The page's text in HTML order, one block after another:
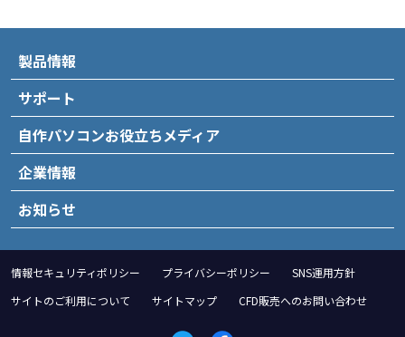
製品情報
サポート
自作パソコンお役立ちメディア
企業情報
お知らせ
情報セキュリティポリシー プライバシーポリシー
SNS運用方針
サイトのご利用について
サイトマップ CFD販売へのお問い合わせ